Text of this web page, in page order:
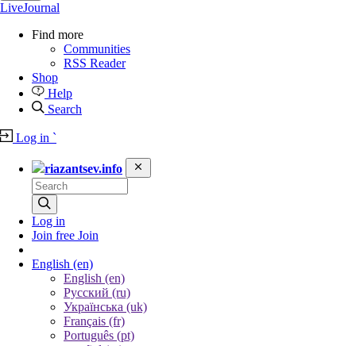
LiveJournal
Find more
Communities
RSS Reader
Shop
Help
Search
Log in `
riazantsev.info
Log in
Join free Join
English (en)
English (en)
Русский (ru)
Українська (uk)
Français (fr)
Português (pt)